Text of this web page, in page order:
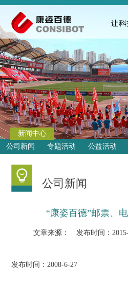
新闻中心
公司新闻
专题活动 公益活动
公司新闻
“康姿百德”邮票、
文章来源： 发布时间：
发布时间：2008-6-27